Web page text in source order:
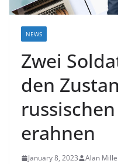
NEWS
Zwei
den
erahnen
January 8, 2023 Alan